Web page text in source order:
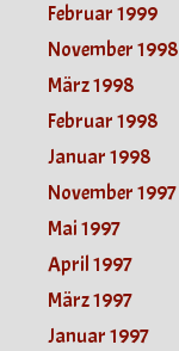
Februar 1999
November 1998
März 1998
Februar 1998
Januar 1998
November 1997
Mai 1997
April 1997
März 1997
Januar 1997